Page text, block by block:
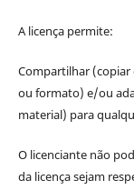
A licença permite:
Compartilhar
ou formato) e/ou
material) para
O licenciante não
da licença sejam